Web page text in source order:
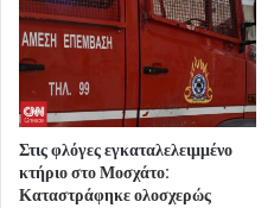
Στις φλόγες εγκαταλελειμμένο
κτήριο στο Μοσχάτο:
Καταστράφηκε ολοσχερώς